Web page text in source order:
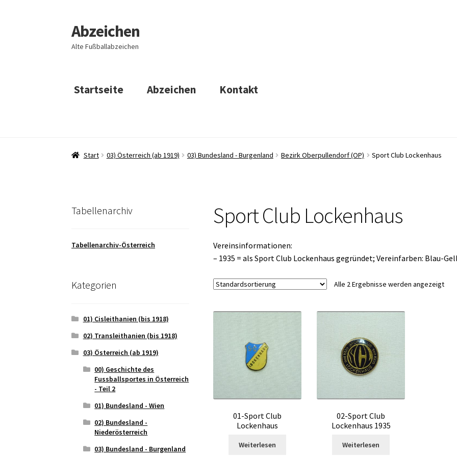
Zur
Navigation
springen
Zum
Inhalt
springen
Abzeichen
Alte Fußballabzeichen
Startseite Abzeichen Kontakt
Start 03) Österreich (ab 1919) 03) Bundesland - Burgenland Bezirk Oberpullendorf (OP) Sport Club Lockenhaus
Sport Club Lockenhaus
Vereinsinformationen:
– 1935 = als Sport Club Lockenhaus gegründet; Vereinfarben: Blau-
Alle 2 Ergebnisse werden angezeigt
01-Sport Club
Lockenhaus
Weiterlesen
02-Sport Club
Lockenhaus 1935
Weiterlesen
Tabellenarchiv
Tabellenarchiv-Österreich
Kategorien
01) Cisleithanien (bis 1918)
02) Transleithanien (bis 1918)
03) Österreich (ab 1919)
00) Geschichte des
Fussballsportes in Österreich
- Teil 2
01) Bundesland - Wien
02) Bundesland -
Niederösterreich
03) Bundesland - Burgenland